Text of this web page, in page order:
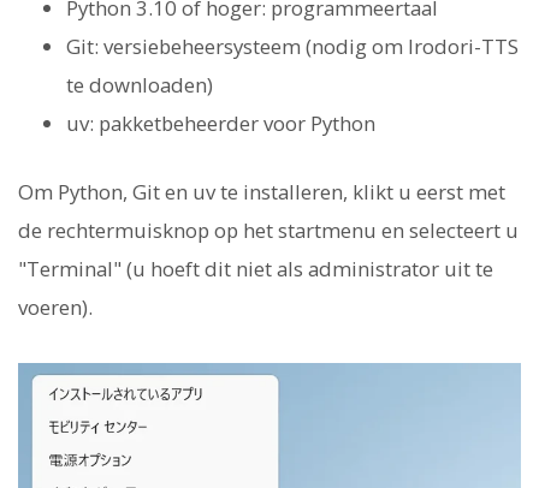
Python 3.10 of hoger: programmeertaal
Git: versiebeheersysteem (nodig om Irodori-TTS
te downloaden)
uv: pakketbeheerder voor Python
Om Python, Git en uv te installeren, klikt u eerst met
de rechtermuisknop op het startmenu en selecteert u
"Terminal" (u hoeft dit niet als administrator uit te
voeren).